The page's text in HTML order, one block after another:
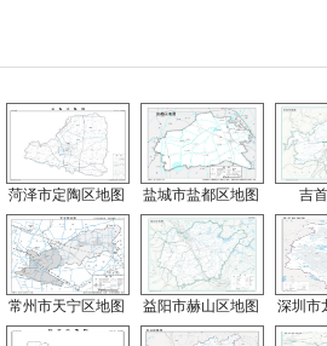
菏泽市定陶区地图 盐城市盐都区地图 吉
常州市天宁区地图 益阳市赫山区地图 深圳市